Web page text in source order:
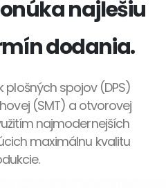
najlešiu
dodania.
plošných spojov (DPS)
(SMT) a otvorovej
najmodernejších
maximálnu kvalitu